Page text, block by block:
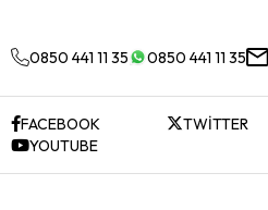
0850 441 11 35 0850 441 11 35
FACEBOOK TWİTTER
YOUTUBE